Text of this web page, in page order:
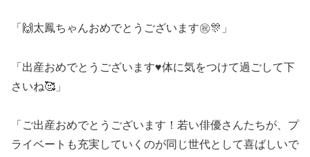
「🙌太鳳ちゃんおめでとうございます㊗️🎊」
「出産おめでとうございます♥️体に気をつけて過ごして下
さいね🥰」
「ご出産おめでとうございます！若い俳優さんたちが、プ
ライベートも充実していくのが同じ世代として喜ばしいで